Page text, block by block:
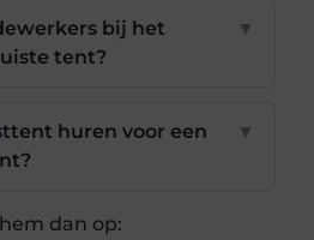
bij het
tent?
▼
huren voor een
▼
dan op: